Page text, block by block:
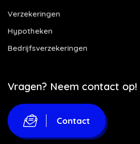
Verzekeringen
Hypotheken
Bedrijfsverzekeringen
Vragen? Neem contact op!
Contact